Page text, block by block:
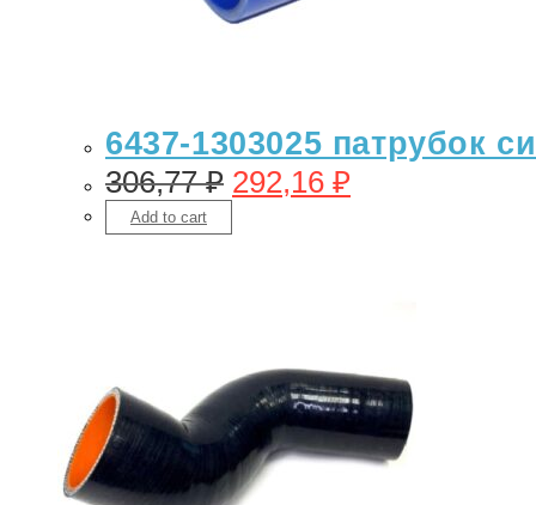
6437-1303025 патрубок
306,77₽ 292,16 ₽
Add to cart